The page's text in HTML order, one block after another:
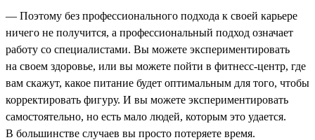
— Поэтому без профессионального подхода к своей карьере
ничего не получится, а профессиональный подход означает
работу со специалистами. Вы можете экспериментировать
на своем здоровье, или вы можете пойти в фитнесс-центр, где
вам скажут, какое питание будет оптимальным для того, чтобы
корректировать фигуру. И вы можете экспериментировать
самостоятельно, но есть мало людей, которым это удается.
В большинстве случаев вы просто потеряете время.